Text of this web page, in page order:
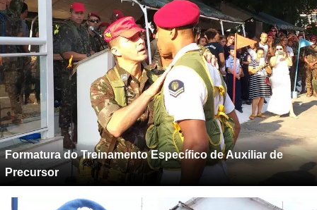
Formatura do Treinamento Específico de Auxiliar de
Precursor